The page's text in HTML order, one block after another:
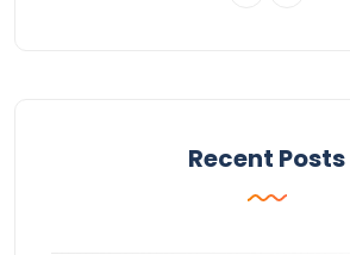
Recent Posts